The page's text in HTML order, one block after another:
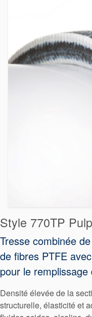
Style 770TP
Tresse combinée
de fibres PTFE
pour le remplissage
Densité élevée de la
structurelle, élasticité et